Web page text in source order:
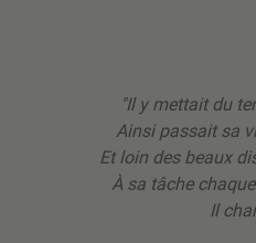
"Il y mettait du
Ainsi passait sa
Et loin des beaux
À sa tâche
Il